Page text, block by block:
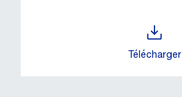
Télécharger